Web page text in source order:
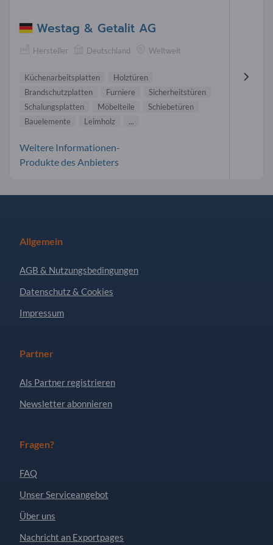
Westag & Getalit AG
Hersteller Deutschland Weltweit
Küchenarbeitsplatten
Holztüren
Brandschutzplatten
Furniere
Sicherheitstüren
Schalungsplatten
Möbelteile
Schiebetüren
Bauelemente
Leimholz ...
Weitere Informationen-
Produkte des Anbieters
Allgemein
AGB & Nutzungsbedingungen
Datenschutz & Cookies
Impressum
Partner
Als Partner registrieren
Newsletter abonnieren
Fragen?
FAQ
Unser Serviceangebot
Über uns
Nachricht an Exportpages